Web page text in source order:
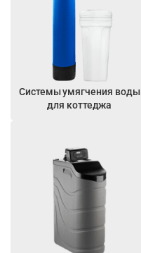
Системы умягчения воды
для коттеджа